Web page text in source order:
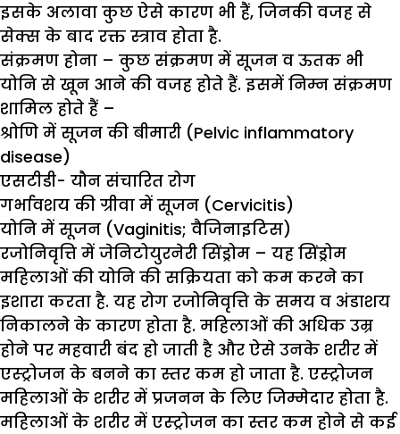
इसके अलावा कुछ ऐसे कारण भी हैं, जिनकी वजह से
सेक्स के बाद रक्त स्त्राव होता है.
संक्रमण होना – कुछ संक्रमण में सूजन व ऊतक भी
योनि से खून आने की वजह होते हैं. इसमें निम्न संक्रमण
शामिल होते हैं –
श्रोणि में सूजन की बीमारी (Pelvic inflammatory
disease)
एसटीडी- यौन संचारित रोग
गर्भावशय की ग्रीवा में सूजन (Cervicitis)
योनि में सूजन (Vaginitis; वैजिनाइटिस)
रजोनिवृत्ति में जेनिटोयुरनेरी सिंड्रोम – यह सिंड्रोम
महिलाओं की योनि की सक्रियता को कम करने का
इशारा करता है. यह रोग रजोनिवृत्ति के समय व अंडाशय
निकालने के कारण होता है. महिलाओं की अधिक उम्र
होने पर महवारी बंद हो जाती है और ऐसे उनके शरीर में
एस्ट्रोजन के बनने का स्तर कम हो जाता है. एस्ट्रोजन
महिलाओं के शरीर में प्रजनन के लिए जिम्मेदार होता है.
महिलाओं के शरीर में एस्ट्रोजन का स्तर कम होने से कई